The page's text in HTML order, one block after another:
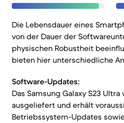
Die Lebensdauer eines
von der Dauer der
physischen Robustheit
bieten hier unterschiedliche
Software-Updates:
Das Samsung Galaxy S23
ausgeliefert und erhält
Betriebssystem-Updates